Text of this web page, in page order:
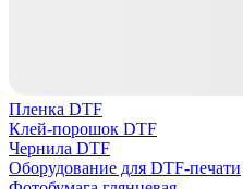
Пленка DTF
Клей-порошок DTF
Чернила DTF
Оборудование для DTF-печати